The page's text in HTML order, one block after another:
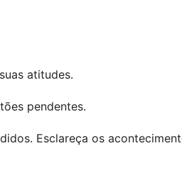
atitudes.
pendentes.
Esclareça os